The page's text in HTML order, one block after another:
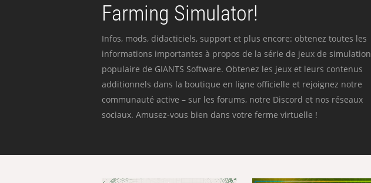
Farming Simulator!
Infos, mods, didacticiels, support et plus encore: obtenez toutes les
informations importantes à propos de la série de jeux de simulation
populaire de GIANTS Software. Obtenez les jeux et leurs contenus
additionnels dans la boutique en ligne officielle et rejoignez notre
communauté active – sur les forums, notre Discord et nos réseaux
sociaux. Amusez-vous bien dans votre ferme virtuelle !